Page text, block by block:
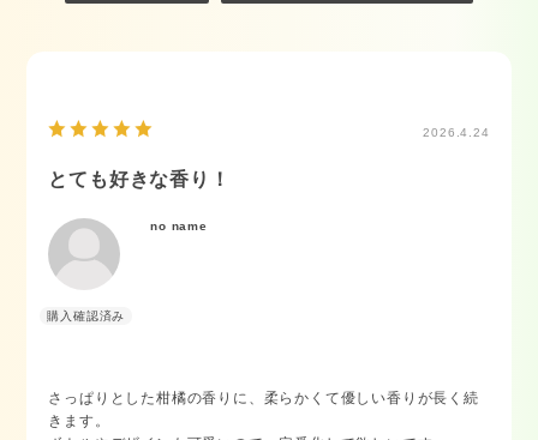
2026.4.24
とても好きな香り！
no name
さっぱりとした柑橘の香りに、柔らかくて優しい香りが長く続
きます。